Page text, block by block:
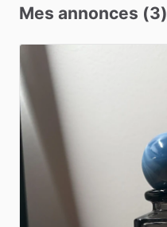
Mes annonces (3)